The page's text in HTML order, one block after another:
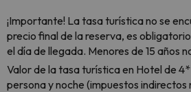
¡Importante! La tasa turística no se
precio final de la reserva, es
el día de llegada. Menores de 15 años
Valor de la tasa turística en Hotel de
persona y noche (impuestos indirectos